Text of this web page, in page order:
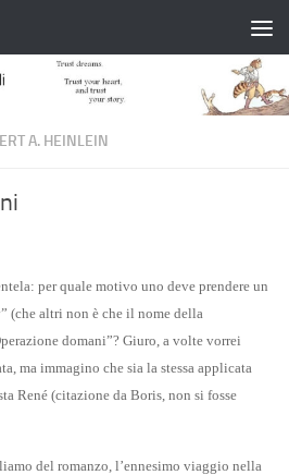
A. HEINLEIN
per quale motivo uno deve prendere un
(che altri non è che il nome della
domani”? Giuro, a volte vorrei
ma immagino che sia la stessa applicata
René (citazione da Boris, non si fosse
del romanzo, l’ennesimo viaggio nella